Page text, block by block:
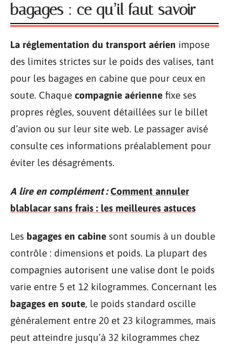
bagages : ce qu’il faut savoir
La réglementation du transport aérien impose
des limites strictes sur le poids des valises, tant
pour les bagages en cabine que pour ceux en
soute. Chaque compagnie aérienne fixe ses
propres règles, souvent détaillées sur le billet
d’avion ou sur leur site web. Le passager avisé
consulte ces informations préalablement pour
éviter les désagréments.
A lire en complément : Comment annuler
blablacar sans frais : les meilleures astuces
Les bagages en cabine sont soumis à un double
contrôle : dimensions et poids. La plupart des
compagnies autorisent une valise dont le poids
varie entre 5 et 12 kilogrammes. Concernant les
bagages en soute, le poids standard oscille
généralement entre 20 et 23 kilogrammes, mais
peut atteindre jusqu’à 32 kilogrammes chez